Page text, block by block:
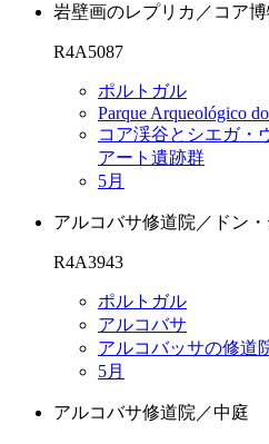
岩壁画のレプリカ／コア
R4A5087
ポルトガル
Parque Arqueológico
コア渓谷とシエガ・
アート遺跡群
5月
アルコバサ修道院／ドン
R4A3943
ポルトガル
アルコバサ
アルコバッサの修道
5月
アルコバサ修道院／中庭